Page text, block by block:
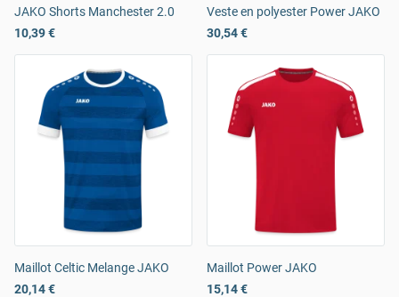
JAKO Shorts Manchester 2.0
10,39 €
Veste en polyester Power JAKO
30,54 €
Maillot Celtic Melange JAKO
20,14 €
Maillot Power JAKO
15,14 €